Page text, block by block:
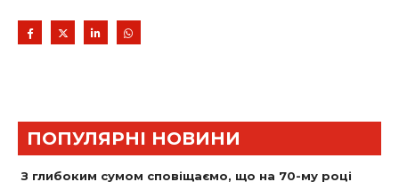
ПОПУЛЯРНІ НОВИНИ
З глибоким сумом сповіщаємо, що на 70-му році